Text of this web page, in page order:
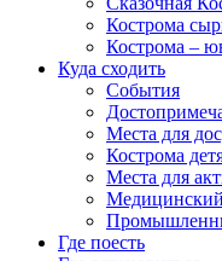
Кострома
Кострома –
Куда сходить
События
Места для
Кострома
Места для
Где поесть